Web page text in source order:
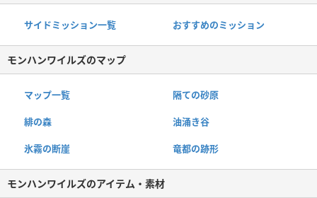
サイドミッション一覧 おすすめのミッション
モンハンワイルズのマップ
マップ一覧 隔ての砂原
緋の森 油涌き谷
氷霧の断崖 竜都の跡形
モンハンワイルズのアイテム・素材